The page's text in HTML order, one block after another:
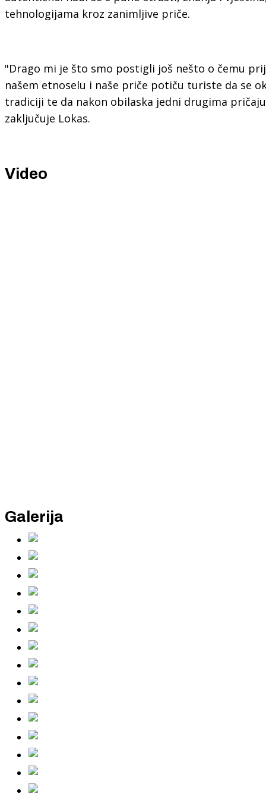
tehnologijama kroz zanimljive priče.
"Drago mi je što smo postigli još nešto o čemu
našem etnoselu i naše priče potiču turiste da se
tradiciji te da nakon obilaska jedni drugima
zaključuje Lokas.
Video
Galerija